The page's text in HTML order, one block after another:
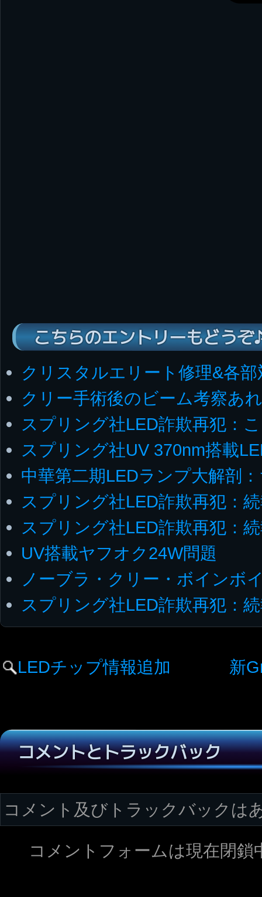
こちらのエントリーもどうぞ
クリスタルエリート修理&各部
クリー手術後のビーム考察あ
スプリング社LED詐欺再犯：
スプリング社UV 370nm搭載
中華第二期LEDランプ大解剖
スプリング社LED詐欺再犯：
スプリング社LED詐欺再犯：
UV搭載ヤフオク24W問題
ノーブラ・クリー・ボインボ
スプリング社LED詐欺再犯：
LEDチップ情報追加 新
コメントとトラックバック
コメント及びトラックバックは
コメントフォームは現在閉鎖